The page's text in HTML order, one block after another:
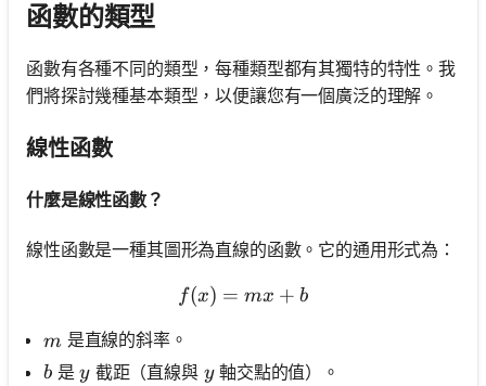
函數的類型
函數有各種不同的類型，每種類型都有其獨特的特性。我
們將探討幾種基本類型，以便讓您有一個廣泛的理解。
線性函數
什麼是線性函數？
線性函數是一種其圖形為直線的函數。它的通用形式為：
f(x)=m x+b
f(x) = mx + b
m
m是直線的斜率。
b
b是y
y截距（直線與 y
y軸交點的值）。